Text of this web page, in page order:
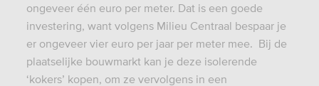
ongeveer één euro per meter. Dat is een goede
investering, want volgens Milieu Centraal bespaar je
er ongeveer vier euro per jaar per meter mee. Bij de
plaatselijke bouwmarkt kan je deze isolerende
‘kokers’ kopen, om ze vervolgens in een